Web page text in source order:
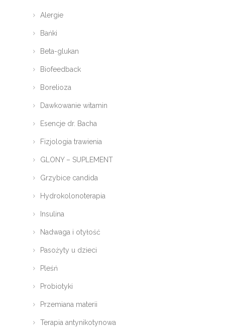
Alergie
Bańki
Beta-glukan
Biofeedback
Borelioza
Dawkowanie witamin
Esencje dr. Bacha
Fizjologia trawienia
GLONY – SUPLEMENT
Grzybice candida
Hydrokolonoterapia
Insulina
Nadwaga i otyłość
Pasożyty u dzieci
Pleśń
Probiotyki
Przemiana materii
Terapia antynikotynowa